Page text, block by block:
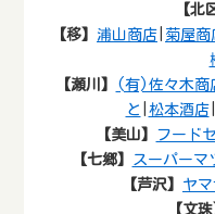
【北
【移】 浦山商店 菊屋商
【瀬川】
(有)佐々木商
と
松本酒店|
【美山】
フード
【七郷】
スーパーマ
【芦沢】 ヤ
【文珠